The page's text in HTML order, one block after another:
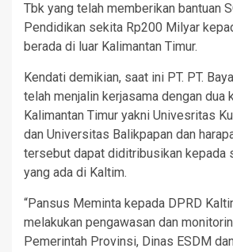
Tbk yang telah memberikan bantuan
Pendidikan sekita Rp200 Milyar
berada di luar Kalimantan Timur.
Kendati demikian, saat ini PT. PT.
telah menjalin kerjasama dengan dua
Kalimantan Timur yakni Univesritas
dan Universitas Balikpapan dan
tersebut dapat diditribusikan kepada
yang ada di Kaltim.
“Pansus Meminta kepada DPRD
melakukan pengawasan dan
Pemerintah Provinsi, Dinas ESDM